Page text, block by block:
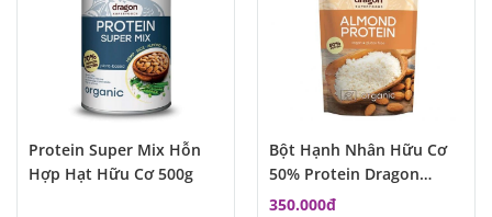
Protein Super Mix Hỗn
Hợp Hạt Hữu Cơ 500g
Bột Hạnh Nhân Hữu Cơ
50% Protein Dragon
Superfood
350.000đ